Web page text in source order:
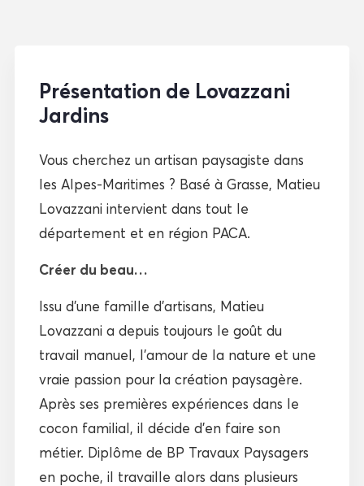
Présentation de Lovazzani
Jardins
Vous cherchez un artisan paysagiste dans
les Alpes-Maritimes ? Basé à Grasse, Matieu
Lovazzani intervient dans tout le
département et en région PACA.
Créer du beau…
Issu d’une famille d’artisans, Matieu
Lovazzani a depuis toujours le goût du
travail manuel, l’amour de la nature et une
vraie passion pour la création paysagère.
Après ses premières expériences dans le
cocon familial, il décide d’en faire son
métier. Diplôme de BP Travaux Paysagers
en poche, il travaille alors dans plusieurs